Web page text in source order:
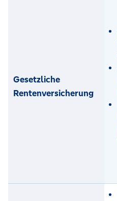
Gesetzliche
Rentenversicherung